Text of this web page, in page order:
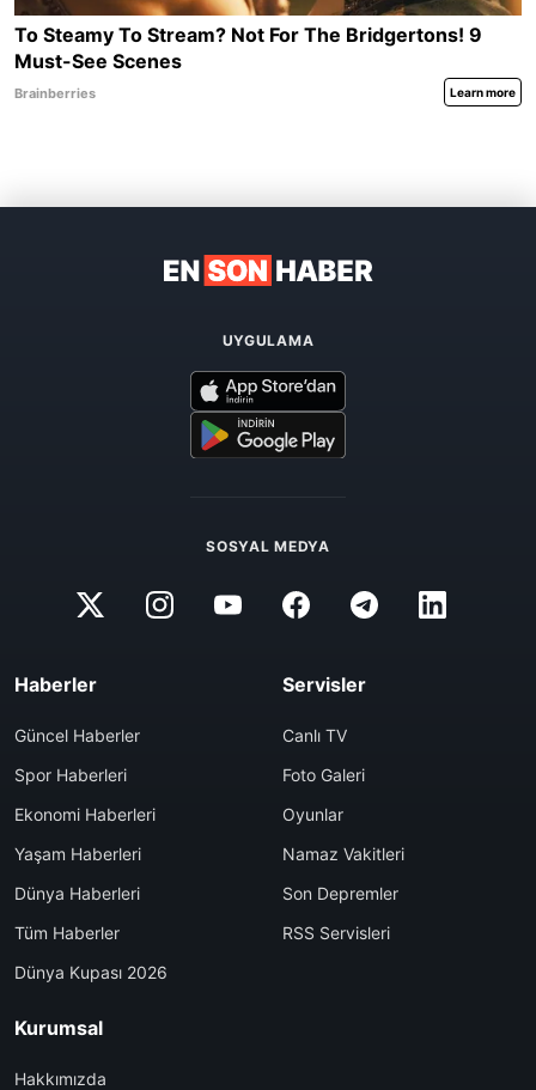
UYGULAMA
SOSYAL MEDYA
Haberler
Güncel Haberler
Spor Haberleri
Ekonomi Haberleri
Yaşam Haberleri
Dünya Haberleri
Tüm Haberler
Dünya Kupası 2026
Servisler
Canlı TV
Foto Galeri
Oyunlar
Namaz Vakitleri
Son Depremler
RSS Servisleri
Kurumsal
Hakkımızda